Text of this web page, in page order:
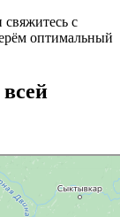
свяжитесь с
оптимальный